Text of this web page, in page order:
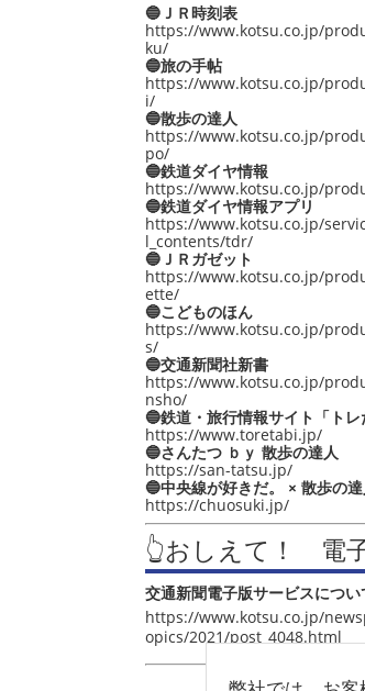
🔵ＪＲ時刻表
https://www.kotsu.co.jp/
ku/
🔵旅の手帖
https://www.kotsu.co.jp/
i/
🔵散歩の達人
https://www.kotsu.co.jp/
po/
🔵鉄道ダイヤ情報
https://www.kotsu.co.jp/
🔵鉄道ダイヤ情報アプリ
https://www.kotsu.co.jp/
l_contents/tdr/
🔵ＪＲガゼット
https://www.kotsu.co.jp/
ette/
🔵こどものほん
https://www.kotsu.co.jp/
s/
🔵交通新聞社新書
https://www.kotsu.co.jp/
nsho/
🔵鉄道・旅行情報サイト「トレ
https://www.toretabi.jp/
🔵さんたつ ｂｙ 散歩の達人
https://san-tatsu.jp/
🔵中央線が好きだ。 × 散歩の
https://chuosuki.jp/
👆おしえて！ 電
交通新聞電子版サービスにつ
https://www.kotsu.co.jp/
opics/2021/post_4048.html